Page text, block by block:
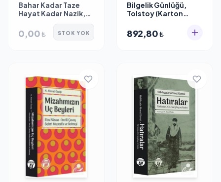
Bahar Kadar Taze
Hayat Kadar Nazik,
0,00₺ STOK YOK
Bilgelik Günlüğü,
Tolstoy (Karton
892,80₺